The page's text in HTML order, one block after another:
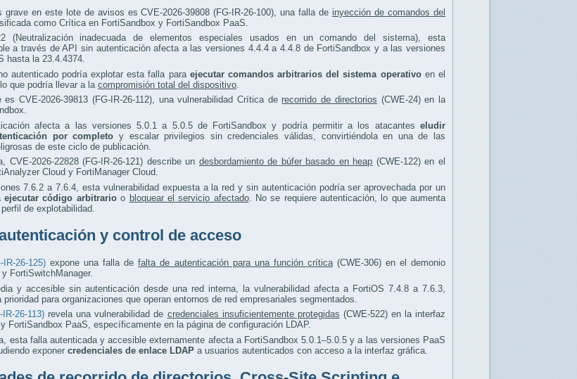
grave en este lote de avisos es CVE-2026-39808 (FG-IR-26-100), una falla de inyección de comandos del
como Crítica en FortiSandbox y FortiSandbox PaaS.
(Neutralización inadecuada de elementos especiales usados en un comando del sistema), esta
a través de API sin autenticación afecta a las versiones 4.4.4 a 4.4.8 de FortiSandbox y a las versiones
hasta la 23.4.4374.
autenticado podría explotar esta falla para ejecutar comandos arbitrarios del sistema operativoen el
que podría llevar a la compromisión total del dispositivo
es CVE-2026-39813 (FG-IR-26-112), una vulnerabilidad Crítica de recorrido de directorios (CWE-24) en la
afecta a las versiones 5.0.1 a 5.0.5 de FortiSandbox y podría permitir a los atacantes eludir
por completo y escalar privilegios sin credenciales válidas, convirtiéndola en una de las
de este ciclo de publicación.
CVE-2026-22828 (FG-IR-26-121) describe un desbordamiento de búfer basado en heap (CWE-122) en el
Cloud y FortiManager Cloud.
7.6.2 a 7.6.4, esta vulnerabilidad expuesta a la red y sin autenticación podría ser aprovechada por un
ejecutar código arbitrarioo bloquear el servicio afectado. No se requiere autenticación, lo que aumenta
de explotabilidad.
y control de acceso
IR-26-125) expone una falla defalta de autenticación para una función crítica(CWE-306) en el demonio
FortiSwitchManager.
y accesible sin autenticación desde una red interna, la vulnerabilidad afecta a FortiOS 7.4.8 a 7.6.3,
para organizaciones que operan entornos de red empresariales segmentados.
26-113) revela una vulnerabilidad de credenciales insuficientemente protegidas (CWE-522) en la interfaz
FortiSandbox PaaS, específicamente en la página de configuración LDAP.
esta falla autenticada y accesible externamente afecta a FortiSandbox 5.0.1–5.0.5 y a las versiones PaaS
exponer credenciales de enlace LDAP a usuarios autenticados con acceso a la interfaz gráfica.